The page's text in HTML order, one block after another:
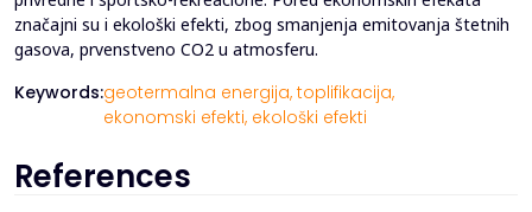
značajni su i ekološki efekti, zbog smanjenja emitovanja štetnih
gasova, prvenstveno CO2 u atmosferu.
Keywords:geotermalna energija, toplifikacija,
ekonomski efekti, ekološki efekti
References